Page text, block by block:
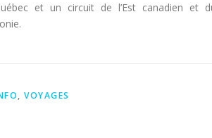
et un circuit de l’Est canadien et
, VOYAGES